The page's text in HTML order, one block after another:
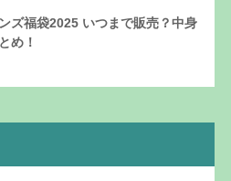
ズ福袋2025 いつまで販売？中身
め！